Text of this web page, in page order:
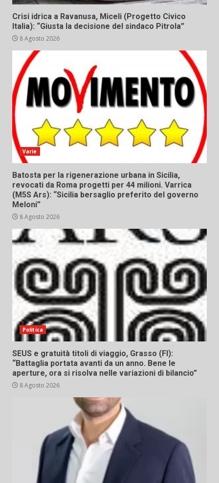
Crisi idrica a Ravanusa, Miceli (Progetto Civico
Italia): “Giusta la decisione del sindaco Pitrola”
8 Agosto 2026
Varie
Batosta per la rigenerazione urbana in Sicilia,
revocati da Roma progetti per 44 milioni. Varrica
(M5S Ars): “Sicilia bersaglio preferito del governo
Meloni”
8 Agosto 2026
Politica
SEUS e gratuità titoli di viaggio, Grasso (FI):
“Battaglia portata avanti da un anno. Bene le
aperture, ora si risolva nelle variazioni di bilancio”
8 Agosto 2026